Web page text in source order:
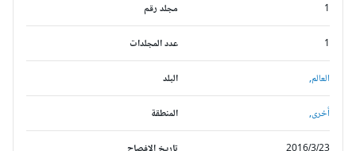
مجلد رقم
عدد المجلدات
البلد العالم,
المنطقة أخرى,